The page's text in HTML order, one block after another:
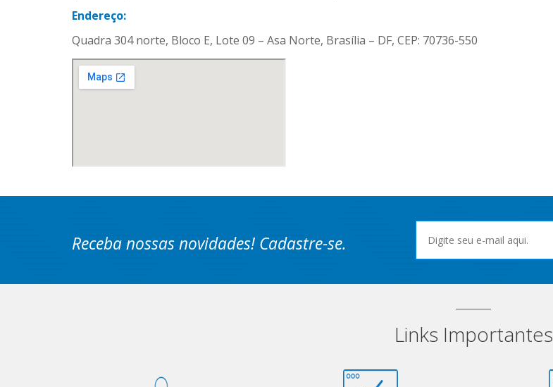
Endereço:
Quadra 304 norte, Bloco E, Lote 09 – Asa Norte, Brasília – DF, CEP: 70736-550
Receba nossas novidades! Cadastre-se.
Links Importantes